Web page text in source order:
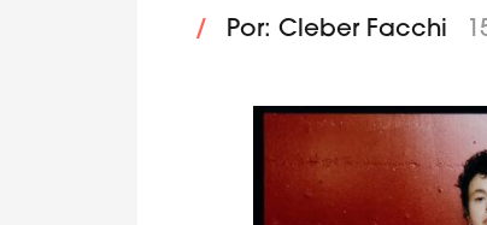
/ Por: Cleber Facchi